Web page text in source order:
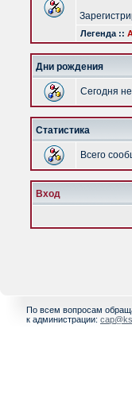
Легенда ::
Дни рождения
Сегодня
Статистика
Всего
Вход
По всем вопросам
к администрации: